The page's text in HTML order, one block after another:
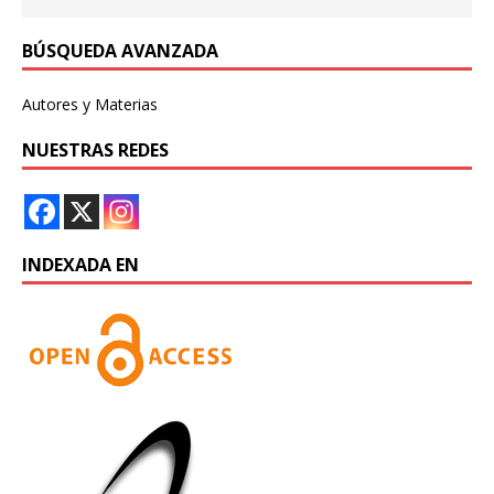
BÚSQUEDA AVANZADA
Autores y Materias
NUESTRAS REDES
INDEXADA EN